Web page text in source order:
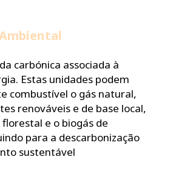
carbónica associada à
Estas unidades podem
combustível o gás natural,
renováveis e de base local,
e o biogás de
para a descarbonização
sustentável